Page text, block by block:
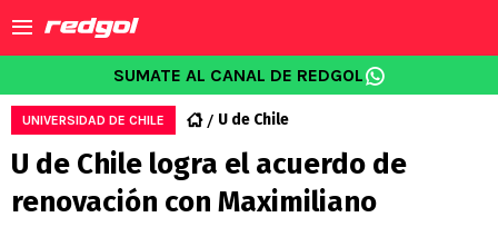
SUMATE AL CANAL DE REDGOL
UNIVERSIDAD DE CHILE U de Chile
U de Chile logra el acuerdo de
renovación con Maximiliano